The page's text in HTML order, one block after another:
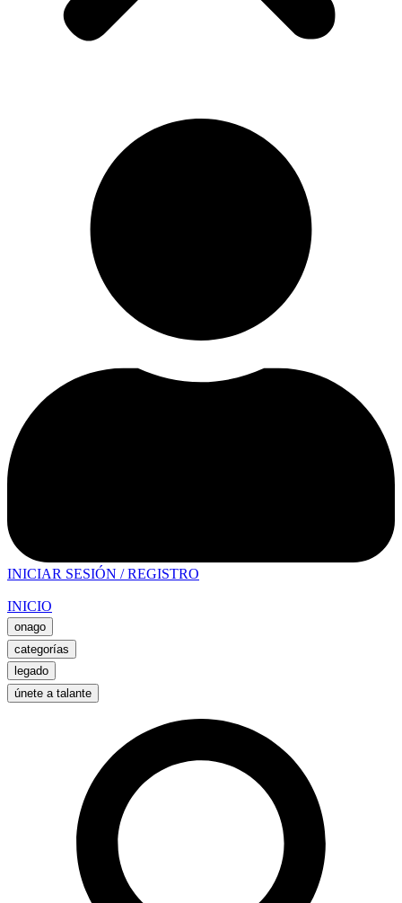
INICIAR SESIÓN / REGISTRO
INICIO
onago
categorías
legado
únete a talante